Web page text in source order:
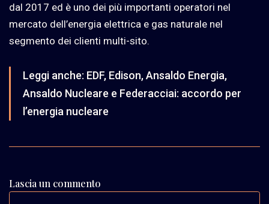
dal 2017 ed è uno dei più importanti operatori nel
mercato dell’energia elettrica e gas naturale nel
segmento dei clienti multi-sito.
Leggi anche: EDF, Edison, Ansaldo Energia,
Ansaldo Nucleare e Federacciai: accordo per
l’energia nucleare
Lascia un commento